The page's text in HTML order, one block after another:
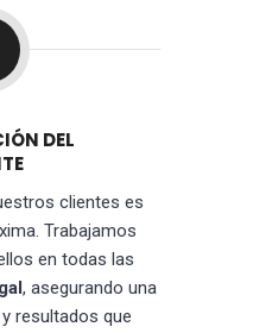
DEL
clientes es
Trabajamos
en todas las
, asegurando una
resultados que